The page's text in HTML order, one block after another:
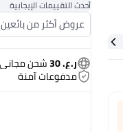
أحدث التقييمات الإيجابية
عروض أكثر من
ر.ع. 30 شحن مجاني
مدفوعات آمنة